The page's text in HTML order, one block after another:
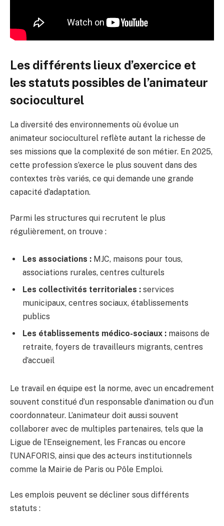
Les différents lieux d’exercice et
les statuts possibles de l’animateur
socioculturel
La diversité des environnements où évolue un
animateur socioculturel reflète autant la richesse de
ses missions que la complexité de son métier. En 2025,
cette profession s’exerce le plus souvent dans des
contextes très variés, ce qui demande une grande
capacité d’adaptation.
Parmi les structures qui recrutent le plus
régulièrement, on trouve :
Les associations : MJC, maisons pour tous,
associations rurales, centres culturels
Les collectivités territoriales : services
municipaux, centres sociaux, établissements
publics
Les établissements médico-sociaux : maisons de
retraite, foyers de travailleurs migrants, centres
d’accueil
Le travail en équipe est la norme, avec un encadrement
souvent constitué d’un responsable d’animation ou d’un
coordonnateur. L’animateur doit aussi souvent
collaborer avec de multiples partenaires, tels que la
Ligue de l’Enseignement, les Francas ou encore
l’UNAFORIS, ainsi que des acteurs institutionnels
comme la Mairie de Paris ou Pôle Emploi.
Les emplois peuvent se décliner sous différents
statuts :